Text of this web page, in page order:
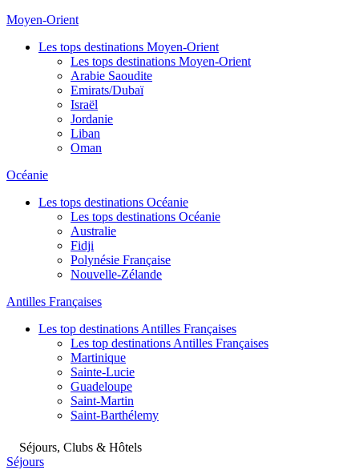
Moyen-Orient
Les tops destinations Moyen-Orient
Les tops destinations Moyen-Orient
Arabie Saoudite
Emirats/Dubaï
Israël
Jordanie
Liban
Oman
Océanie
Les tops destinations Océanie
Les tops destinations Océanie
Australie
Fidji
Polynésie Française
Nouvelle-Zélande
Antilles Françaises
Les top destinations Antilles Françaises
Les top destinations Antilles Françaises
Martinique
Sainte-Lucie
Guadeloupe
Saint-Martin
Saint-Barthélemy
Séjours, Clubs & Hôtels
Séjours